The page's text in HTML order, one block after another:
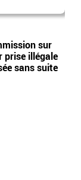
sur
prise illégale
sans suite